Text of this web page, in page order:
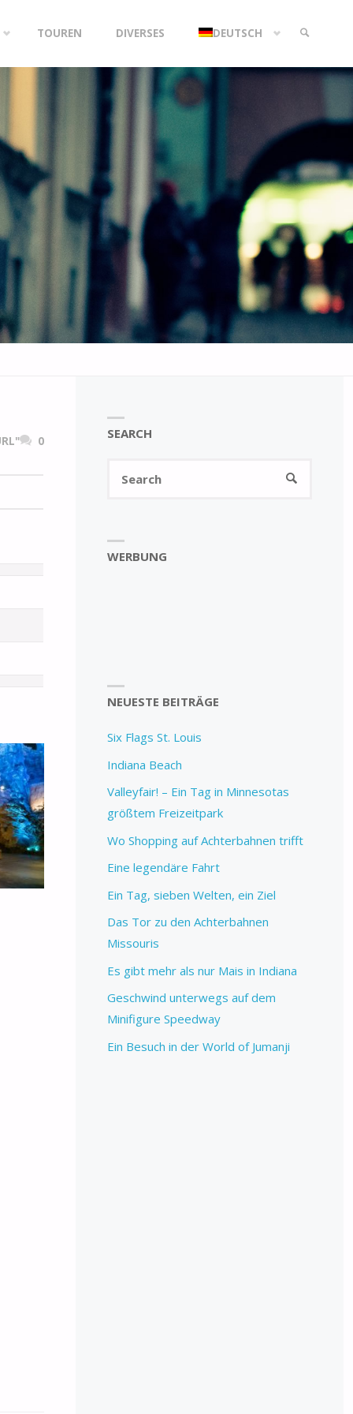
TOUREN DIVERSES DEUTSCH
0
SEARCH
SEARCH
WERBUNG
NEUESTE BEITRÄGE
Six Flags St. Louis
Indiana Beach
Valleyfair! – Ein Tag in Minnesotas
größtem Freizeitpark
Wo Shopping auf Achterbahnen trifft
Eine legendäre Fahrt
Ein Tag, sieben Welten, ein Ziel
Das Tor zu den Achterbahnen
Missouris
Es gibt mehr als nur Mais in Indiana
Geschwind unterwegs auf dem
Minifigure Speedway
Ein Besuch in der World of Jumanji